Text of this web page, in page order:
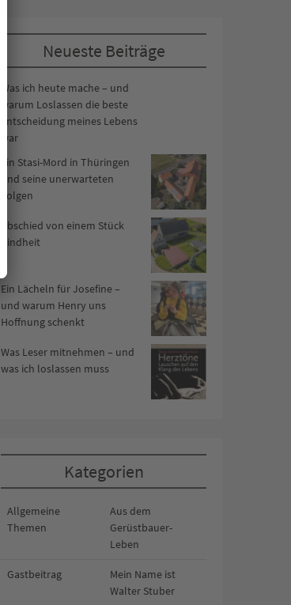
Neueste Beiträge
Was ich heute mache – und
warum Loslassen die beste
Entscheidung meines Lebens
war
Ein Stasi-Mord in Thüringen
und seine unerwarteten
Folgen
Abschied von einem Stück
Kindheit
Ein Lächeln für Josefine –
und warum Henry uns
Hoffnung schenkt
Was Leser mitnehmen – und
was ich loslassen muss
Kategorien
Allgemeine
Themen
Aus dem
Gerüstbauer-
Leben
Gastbeitrag
Mein Name ist
Walter Stuber